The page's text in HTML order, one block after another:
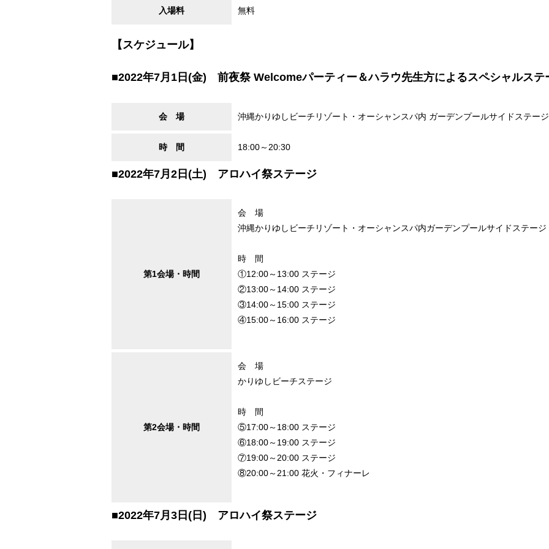
入場料 無料
【スケジュール】
■2022年7月1日(金) 前夜祭 Welcomeパーティー＆ハラウ先生方によるスペシャルステ
会 場 沖縄かりゆしビーチリゾート・オーシャンスパ内 ガーデンプールサイドステージ
時 間 18:00～20:30
■2022年7月2日(土) アロハイ祭ステージ
第1会場・時間
会 場
沖縄かりゆしビーチリゾート・オーシャンスパ内ガーデンプールサイドステージ
時 間
①12:00～13:00 ステージ
②13:00～14:00 ステージ
③14:00～15:00 ステージ
④15:00～16:00 ステージ
第2会場・時間
会 場
かりゆしビーチステージ
時 間
⑤17:00～18:00 ステージ
⑥18:00～19:00 ステージ
⑦19:00～20:00 ステージ
⑧20:00～21:00 花火・フィナーレ
■2022年7月3日(日) アロハイ祭ステージ